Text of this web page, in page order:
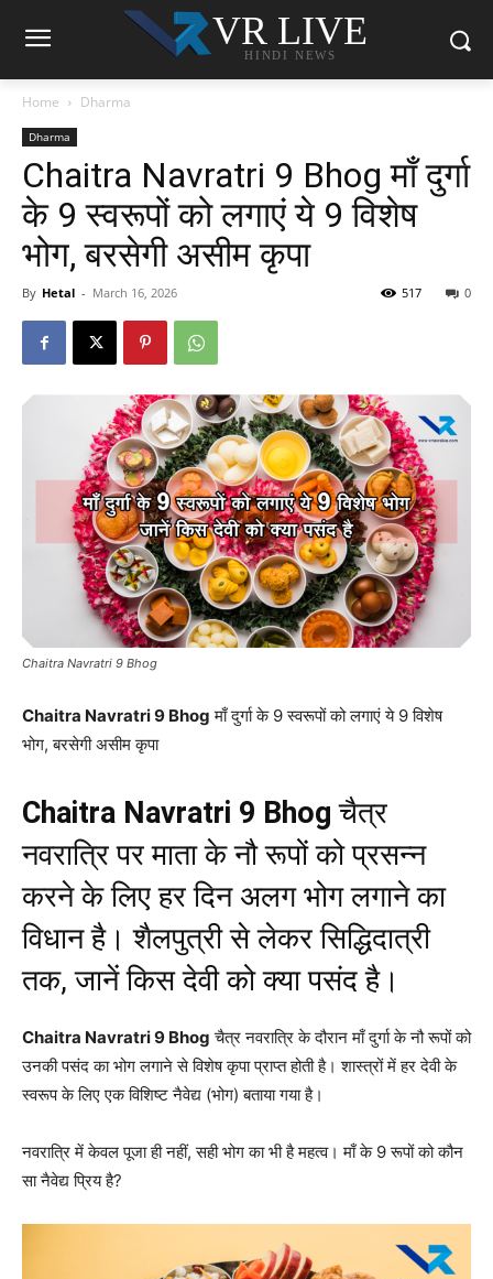
VR LIVE
HINDI NEWS
Home Dharma
Dharma
Chaitra Navratri 9 Bhog माँ दुर्गा
के 9 स्वरूपों को लगाएं ये 9 विशेष
भोग, बरसेगी असीम कृपा
By Hetal - March 16, 2026 0
517
Chaitra Navratri 9 Bhog
Chaitra Navratri 9 Bhog माँ दुर्गा के 9 स्वरूपों को लगाएं ये 9 विशेष
भोग, बरसेगी असीम कृपा
Chaitra Navratri 9 Bhog चैत्र
नवरात्रि पर माता के नौ रूपों को प्रसन्न
करने के लिए हर दिन अलग भोग लगाने का
विधान है। शैलपुत्री से लेकर सिद्धिदात्री
तक, जानें किस देवी को क्या पसंद है।
Chaitra Navratri 9 Bhog चैत्र नवरात्रि के दौरान माँ दुर्गा के नौ रूपों को
उनकी पसंद का भोग लगाने से विशेष कृपा प्राप्त होती है। शास्त्रों में हर देवी के
स्वरूप के लिए एक विशिष्ट नैवेद्य (भोग) बताया गया है।
नवरात्रि में केवल पूजा ही नहीं, सही भोग का भी है महत्व। माँ के 9 रूपों को कौन
सा नैवेद्य प्रिय है?